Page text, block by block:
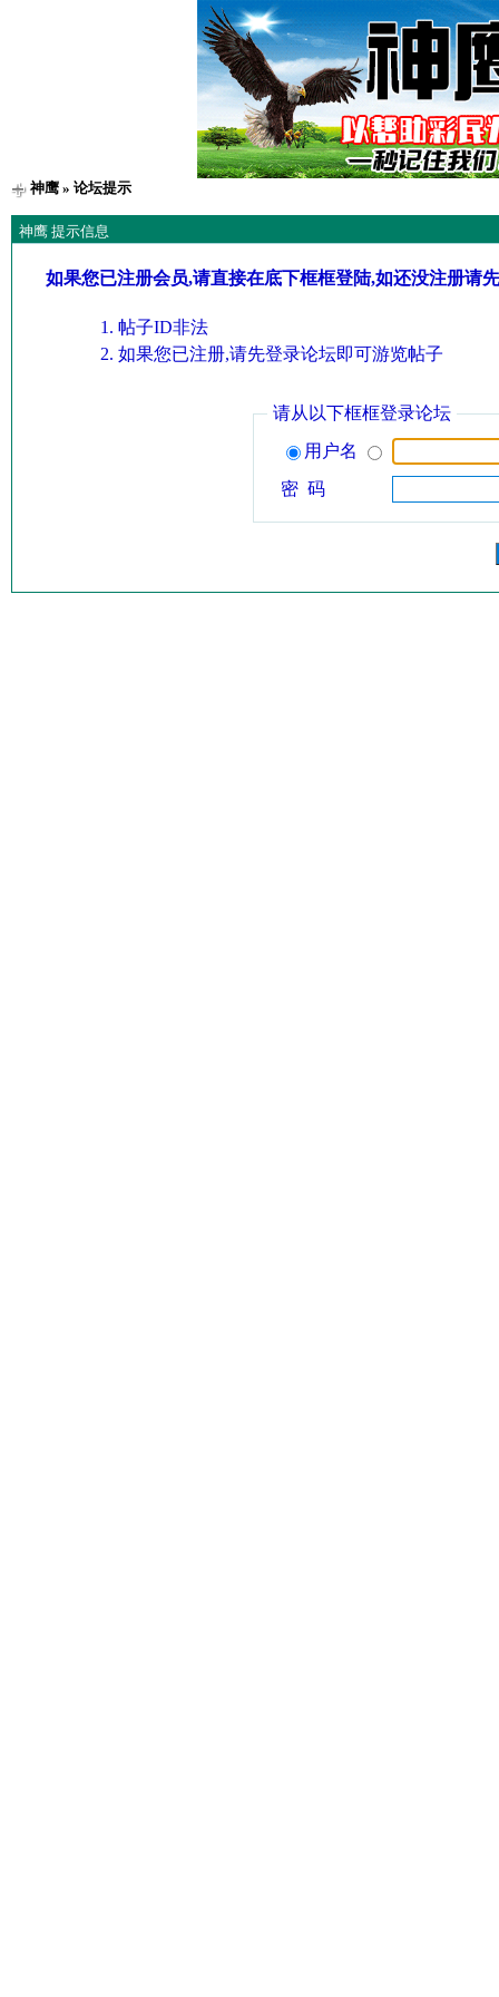
神鹰» 论坛提示
神鹰 提示信息
如果您已注册会员,请直接在底下框框登陆,如还没注册请
帖子ID非法
如果您已注册,请先登录论坛即可游览帖子
请从以下框框登录论坛
用户名
密 码